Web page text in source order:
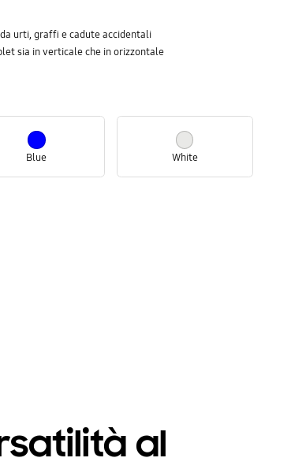
urti, graffi e cadute accidentali
sia in verticale che in orizzontale
Blue White
al